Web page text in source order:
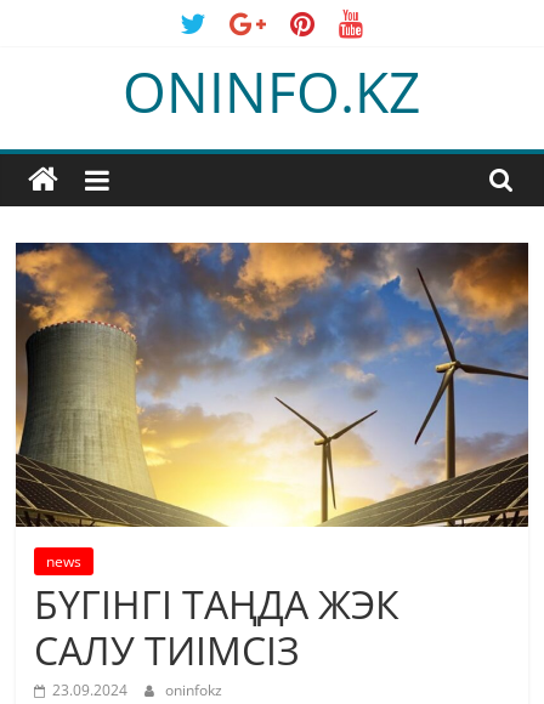
ONINFO.KZ
news
БҮГІНГІ ТАҢДА ЖЭК
САЛУ ТИІМСІЗ
23.09.2024 oninfokz